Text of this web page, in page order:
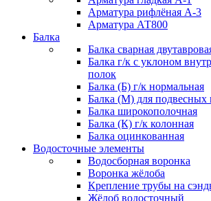
Арматура рифлёная А-3
Арматура АТ800
Балка
Балка сварная
Балка г/к с уклоном
полок
Балка (Б) г/к нормальная
Балка (М) для подвесных
Балка широкополочная
Балка (К) г/к колонная
Балка оцинкованная
Водосточные элементы
Водосборная воронка
Воронка жёлоба
Крепление трубы на
Жёлоб водосточный